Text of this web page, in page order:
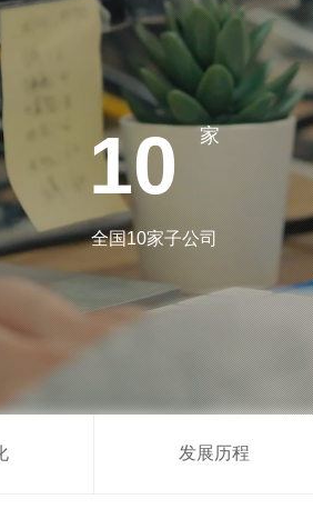
10 家
全国10家子公司
发展历程